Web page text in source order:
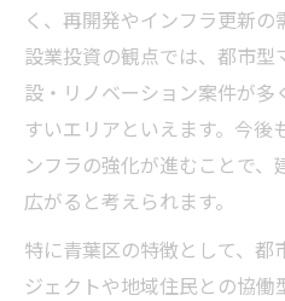
く、再開発やインフラ更新
設業投資の観点では、都市
設・リノベーション案件が
すいエリアといえます。今後
ンフラの強化が進むことで
広がると考えられます。
特に青葉区の特徴として、都
ジェクトや地域住民との協